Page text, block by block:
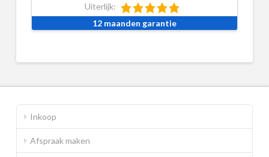
Uiterlijk:
12 maanden garantie
Inkoop
Afspraak maken